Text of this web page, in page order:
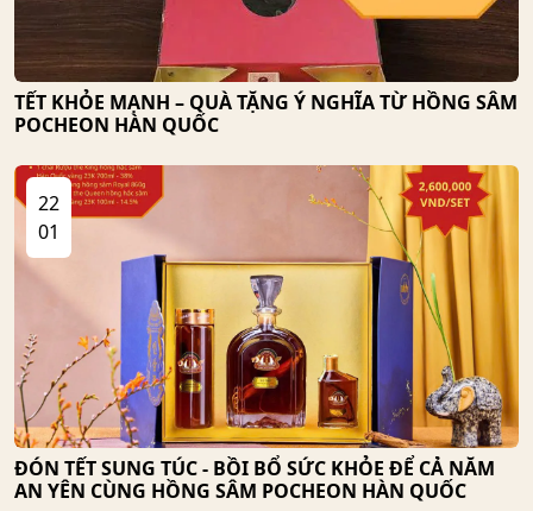
TẾT KHỎE MẠNH – QUÀ TẶNG Ý NGHĨA TỪ HỒNG SÂM
POCHEON HÀN QUỐC
22
01
ĐÓN TẾT SUNG TÚC - BỒI BỔ SỨC KHỎE ĐỂ CẢ NĂM
AN YÊN CÙNG HỒNG SÂM POCHEON HÀN QUỐC